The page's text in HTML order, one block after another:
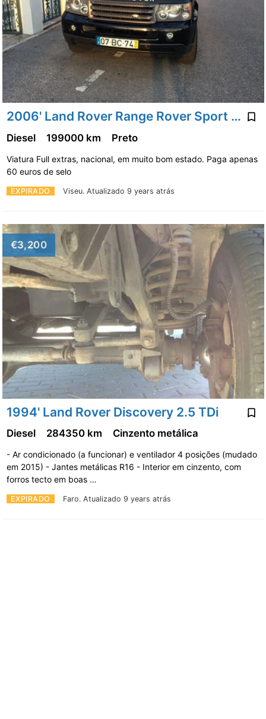
2006' Land Rover Range Rover Sport 2.7 TDV6 HSE
EXPIRADO Viseu. Atualizado 9 years atrás
Diesel 199000 km Preto
Viatura Full extras, nacional, em muito bom estado. Paga apenas
60 euros de selo
€3,200
1994' Land Rover Discovery 2.5 TDi
EXPIRADO Faro. Atualizado 9 years atrás
Diesel 284350 km Cinzento metálica
- Ar condicionado (a funcionar) e ventilador 4 posições (mudado
em 2015) - Jantes metálicas R16 - Interior em cinzento, com
forros tecto em boas …